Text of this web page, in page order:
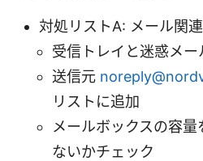
対処リストA: メール関連
受信トレイと迷惑メー
送信元
リストに追加
メールボックスの容
ないかチェック